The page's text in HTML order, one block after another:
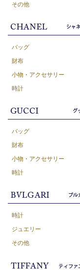
その他
バッグ
財布
小物・アクセサリー
時計
バッグ
財布
小物・アクセサリー
時計
時計
ジュエリー
その他